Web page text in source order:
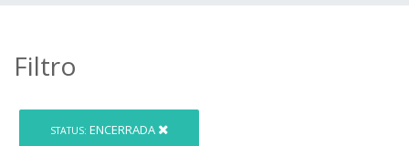
Filtro
STATUS: ENCERRADA